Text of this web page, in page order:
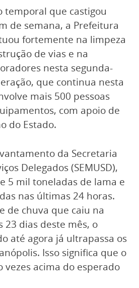
temporal que castigou
de semana, a Prefeitura
fortemente na limpeza
de vias e na
nesta segunda-
que continua nesta
mais 500 pessoas
com apoio de
do Estado.
da Secretaria
Delegados (SEMUSD),
5 mil toneladas de lama e
nas últimas 24 horas.
de chuva que caiu na
23 dias deste mês, o
até agora já ultrapassa os
Isso significa que o
vezes acima do esperado